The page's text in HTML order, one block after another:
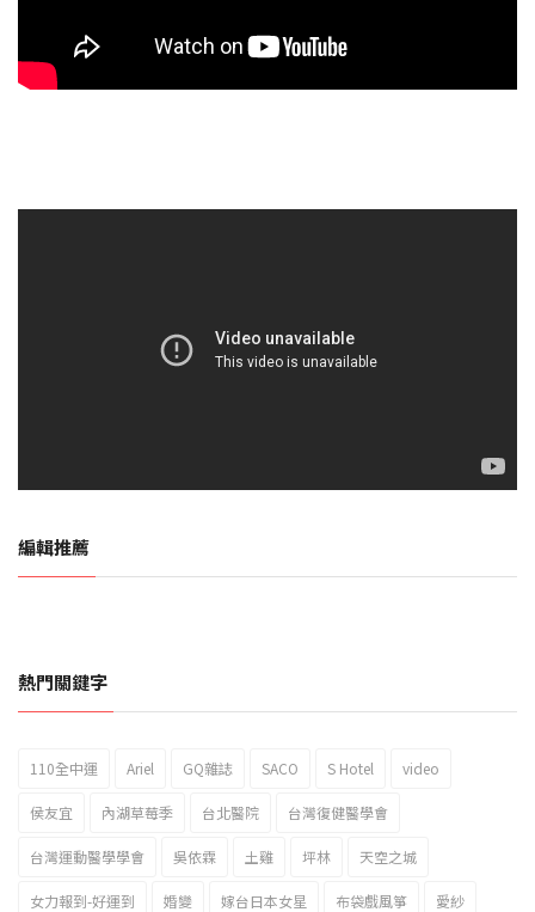
編輯推薦
2023新北市北海岸國際風箏節「風在石起」霸氣回歸
熱門關鍵字
110全中運 Ariel GQ雜誌 SACO S Hotel video
侯友宜 內湖草莓季 台北醫院 台灣復健醫學會
台灣運動醫學學會 吳依霖 土雞 坪林 天空之城
女力報到-好運到 婚變 嫁台日本女星 布袋戲風箏 愛紗